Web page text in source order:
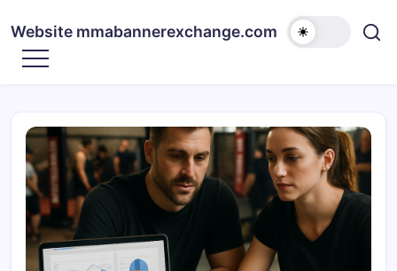
to
content
Website mmabannerexchange.com